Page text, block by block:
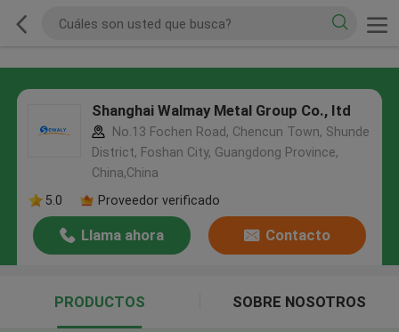
Shanghai Walmay Metal Group Co., Itd
No.13 Fochen Road, Chencun Town, Shunde
District, Foshan City, Guangdong Province,
China,China
5.0
Proveedor verificado
Llama ahora Contacto
PRODUCTOS SOBRE NOSOTROS